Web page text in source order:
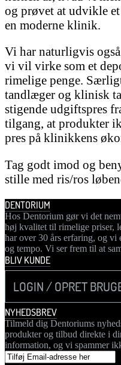
og prøvet at udvikle
en moderne klinik.
Vi har naturligvis
vi vil virke som et
rimelige penge.
tandlæger og klinisk
stigende udgiftspres
tilgang, at produkter
pres på klinikkens
Tag godt imod og
stille med ris/ros
DENTORIUM
Hos Dentorium gør vi det
høj kvalitet til rimelige priser,
har over 30 års erfaring, og
og tempo. Vi ser frem til at
BLIV KUNDE
LOGIN / OPRET
NYHEDSBREV
Tilmeld dig Dentoriums
produkter og tilbud direkte i
information, og vi spammer